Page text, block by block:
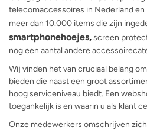
telecomaccessoires in Nederland
meer dan 10.000 items die zijn
smartphonehoejes,screen
nog een aantal andere
Wij vinden het van cruciaal belang
bieden die naast een groot
hoog serviceniveau biedt. Een
toegankelijk is en waarin u als klant
Onze medewerkers omschrijven